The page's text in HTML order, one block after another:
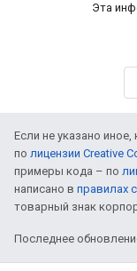
Эта
Если не указано иное,
по лицензии Creative
примеры кода – по
написано в правилах
товарный знак
Последнее